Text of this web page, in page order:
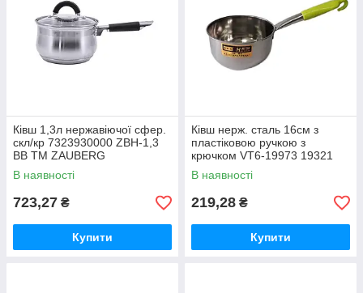
Ківш 1,3л нержавіючої сфер.
скл/кр 7323930000 ZBH-1,3
BB ТМ ZAUBERG
В наявності
723,27 ₴
Купити
Ківш нерж. сталь 16см з
пластіковою ручкою з
крючком VT6-19973 19321
ТМ VITOL
В наявності
219,28 ₴
Купити